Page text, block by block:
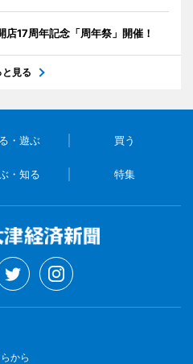
店17周年記念「周年祭」開催！
と見る
・遊ぶ 買う
・知る 特集
から